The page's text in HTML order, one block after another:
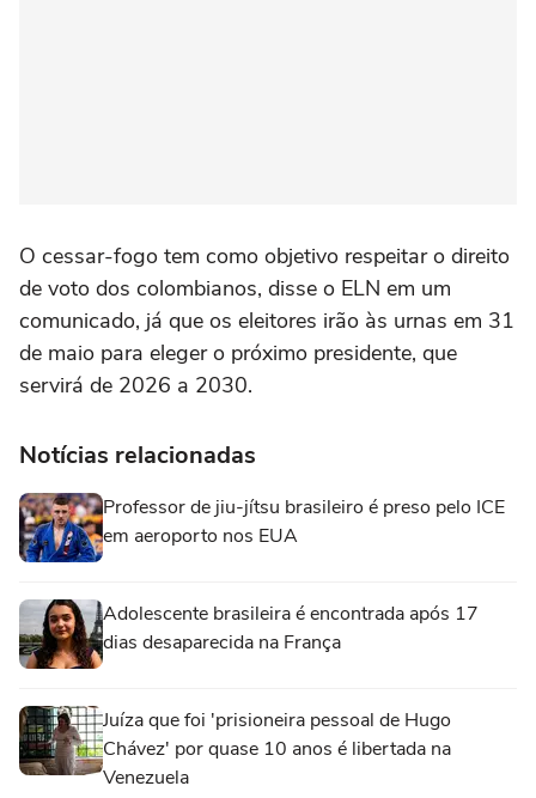
O cessar-fogo tem como objetivo respeitar ‌o direito
de voto dos colombianos, disse o ELN em ‌um
comunicado, já que ‌os eleitores irão às urnas ⁠em 31
de maio para eleger o próximo presidente, que
servirá de 2026 a 2030.
Notícias relacionadas
Professor de jiu-jítsu brasileiro é preso pelo ICE
em aeroporto nos EUA
Adolescente brasileira é encontrada após 17
dias desaparecida na França
Juíza que foi 'prisioneira pessoal de Hugo
Chávez' por quase 10 anos é libertada na
Venezuela